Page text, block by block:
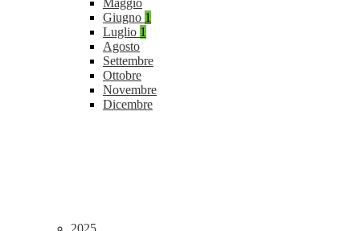
Maggio
Giugno 1
Luglio 1
Agosto
Settembre
Ottobre
Novembre
Dicembre